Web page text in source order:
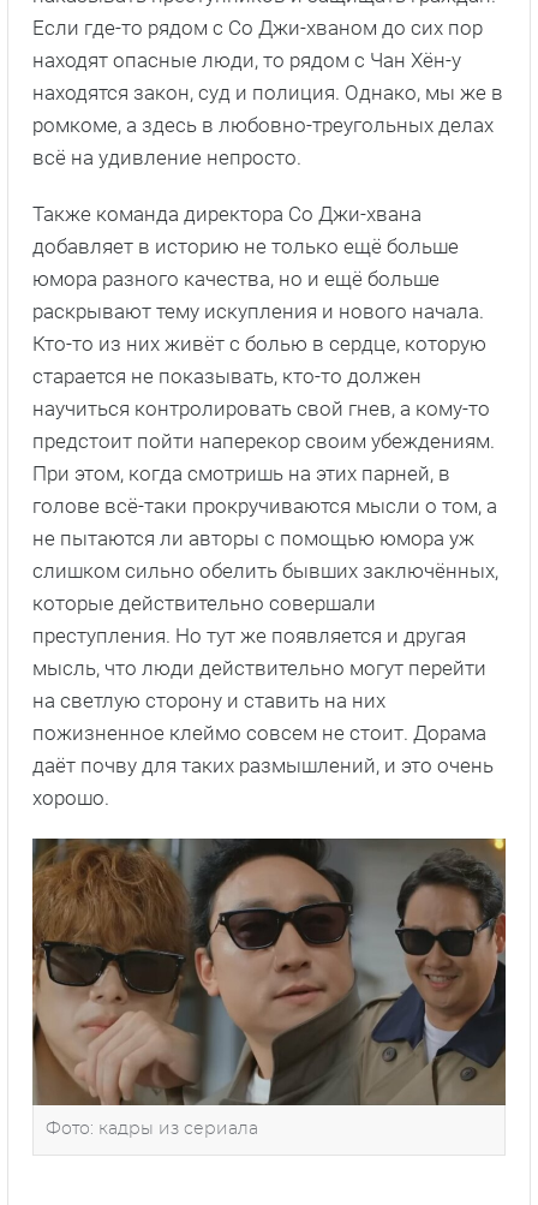
Если где-то рядом с Со Джи-хваном до сих пор
находят опасные люди, то рядом с Чан Хён-у
находятся закон, суд и полиция. Однако, мы же в
ромкоме, а здесь в любовно-треугольных делах
всё на удивление непросто.
Также команда директора Со Джи-хвана
добавляет в историю не только ещё больше
юмора разного качества, но и ещё больше
раскрывают тему искупления и нового начала.
Кто-то из них живёт с болью в сердце, которую
старается не показывать, кто-то должен
научиться контролировать свой гнев, а кому-то
предстоит пойти наперекор своим убеждениям.
При этом, когда смотришь на этих парней, в
голове всё-таки прокручиваются мысли о том, а
не пытаются ли авторы с помощью юмора уж
слишком сильно обелить бывших заключённых,
которые действительно совершали
преступления. Но тут же появляется и другая
мысль, что люди действительно могут перейти
на светлую сторону и ставить на них
пожизненное клеймо совсем не стоит. Дорама
даёт почву для таких размышлений, и это очень
хорошо.
Фото: кадры из сериала